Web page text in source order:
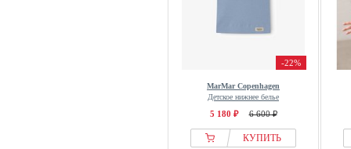
-22%
MarMar Copenhagen
Детское нижнее белье
5 180 ₽ 6 600 ₽
КУПИТЬ